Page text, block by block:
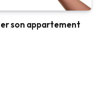
son appartement